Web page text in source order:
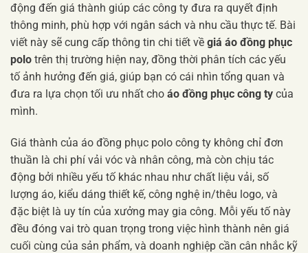
động đến giá thành giúp các công ty đưa ra quyết định
thông minh, phù hợp với ngân sách và nhu cầu thực tế. Bài
viết này sẽ cung cấp thông tin chi tiết về giá áo đồng phục
polo trên thị trường hiện nay, đồng thời phân tích các yếu
tố ảnh hưởng đến giá, giúp bạn có cái nhìn tổng quan và
đưa ra lựa chọn tối ưu nhất cho áo đồng phục công ty của
mình.
Giá thành của áo đồng phục polo công ty không chỉ đơn
thuần là chi phí vải vóc và nhân công, mà còn chịu tác
động bởi nhiều yếu tố khác nhau như chất liệu vải, số
lượng áo, kiểu dáng thiết kế, công nghệ in/thêu logo, và
đặc biệt là uy tín của xưởng may gia công. Mỗi yếu tố này
đều đóng vai trò quan trọng trong việc hình thành nên giá
cuối cùng của sản phẩm, và doanh nghiệp cần cân nhắc kỹ